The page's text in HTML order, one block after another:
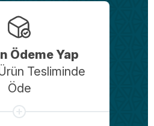
Ödeme Yap
Ürün Tesliminde
Öde